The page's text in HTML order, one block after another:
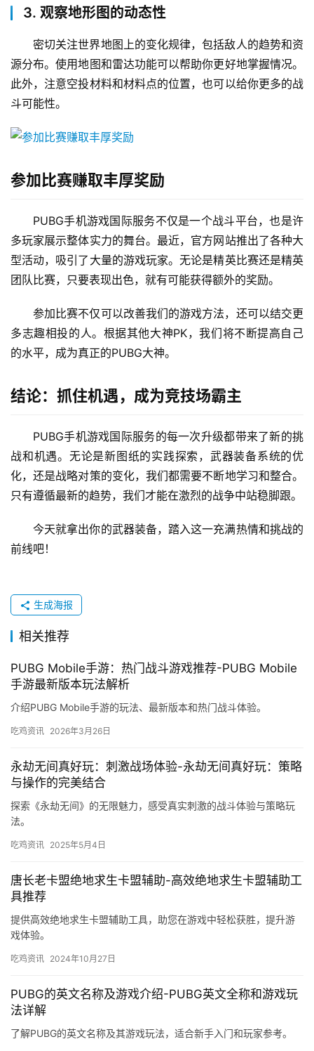
3. 观察地形图的动态性
密切关注世界地图上的变化规律，包括敌人的趋势和资
源分布。使用地图和雷达功能可以帮助你更好地掌握情况。
此外，注意空投材料和材料点的位置，也可以给你更多的战
斗可能性。
参加比赛赚取丰厚奖励
PUBG手机游戏国际服务不仅是一个战斗平台，也是许
多玩家展示整体实力的舞台。最近，官方网站推出了各种大
型活动，吸引了大量的游戏玩家。无论是精英比赛还是精英
团队比赛，只要表现出色，就有可能获得额外的奖励。
参加比赛不仅可以改善我们的游戏方法，还可以结交更
多志趣相投的人。根据其他大神PK，我们将不断提高自己
的水平，成为真正的PUBG大神。
结论：抓住机遇，成为竞技场霸主
PUBG手机游戏国际服务的每一次升级都带来了新的挑
战和机遇。无论是新图纸的实践探索，武器装备系统的优
化，还是战略对策的变化，我们都需要不断地学习和整合。
只有遵循最新的趋势，我们才能在激烈的战争中站稳脚跟。
今天就拿出你的武器装备，踏入这一充满热情和挑战的
前线吧！
生成海报
相关推荐
PUBG Mobile手游：热门战斗游戏推荐-PUBG Mobile
手游最新版本玩法解析
介绍PUBG Mobile手游的玩法、最新版本和热门战斗体验。
吃鸡资讯 2026年3月26日
永劫无间真好玩：刺激战场体验-永劫无间真好玩：策略
与操作的完美结合
探索《永劫无间》的无限魅力，感受真实刺激的战斗体验与策略玩
法。
吃鸡资讯 2025年5月4日
唐长老卡盟绝地求生卡盟辅助-高效绝地求生卡盟辅助工
具推荐
提供高效绝地求生卡盟辅助工具，助您在游戏中轻松获胜，提升游
戏体验。
吃鸡资讯 2024年10月27日
PUBG的英文名称及游戏介绍-PUBG英文全称和游戏玩
法详解
了解PUBG的英文名称及其游戏玩法，适合新手入门和玩家参考。